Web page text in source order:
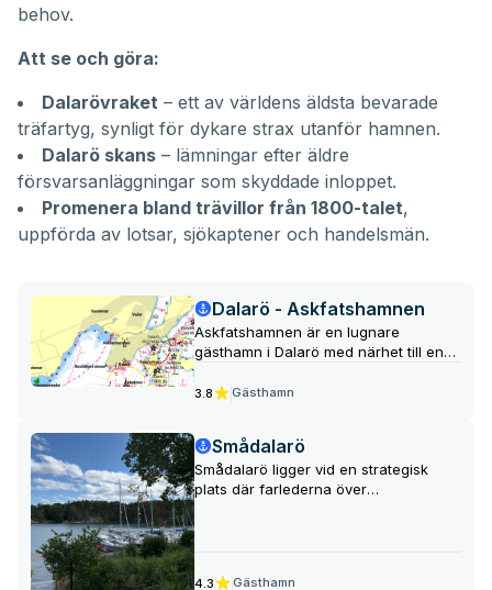
behov.
Att se och göra:
Dalarövraket – ett av världens äldsta bevarade
träfartyg, synligt för dykare strax utanför hamnen.
Dalarö skans – lämningar efter äldre
försvarsanläggningar som skyddade inloppet.
Promenera bland trävillor från 1800-talet,
uppförda av lotsar, sjökaptener och handelsmän.
Dalarö - Askfatshamnen
Askfatshamnen är en lugnare
gästhamn i Dalarö med närhet till en
barnvänlig sandstrand och möjligheter
till marina sportaktiviteter. Det finns
3.8 Gästhamn
Smådalarö
Smådalarö ligger vid en strategisk
plats där farlederna över
Jungfrufjärden och
Gränöfjärden/Ingaröfjärden korsar
varandra. Ön har haft många ägare
4.3 Gästhamn